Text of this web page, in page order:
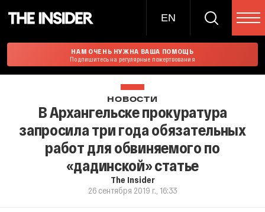
EN
НАМ ОЧЕНЬ НУЖНА ВАША ПОМОЩЬ
Подпишитесь на регулярные пожертвования
НОВОСТИ
В Архангельске прокуратура
запросила три года обязательных
работ для обвиняемого по
«дадинской» статье
The Insider
26 сентября 2019 г., 16:33